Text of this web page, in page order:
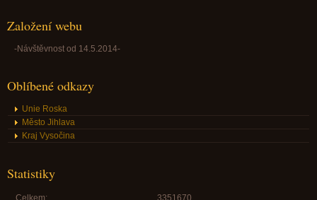
Založení webu
-Návštěvnost od 14.5.2014-
Oblíbené odkazy
Unie Roska
Město Jihlava
Kraj Vysočina
Statistiky
Celkem: 3351670